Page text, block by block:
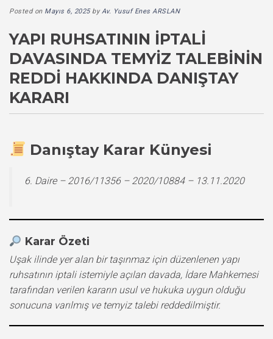
Posted on Mayıs 6, 2025byAv. Yusuf Enes ARSLAN
YAPI RUHSATININ İPTALI
DAVASINDA TEMYIZ TALEBININ
REDDI HAKKINDA DANIŞTAY
KARARI
Danıştay Karar Künyesi
6. Daire – 2016/11356 – 2020/10884 – 13.11.2020
Karar Özeti
Uşak ilinde yer alan bir taşınmaz için düzenlenen yapı
ruhsatının iptali istemiyle açılan davada, İdare Mahkemesi
tarafından verilen kararın usul ve hukuka uygun olduğu
sonucuna varılmış ve temyiz talebi reddedilmiştir.